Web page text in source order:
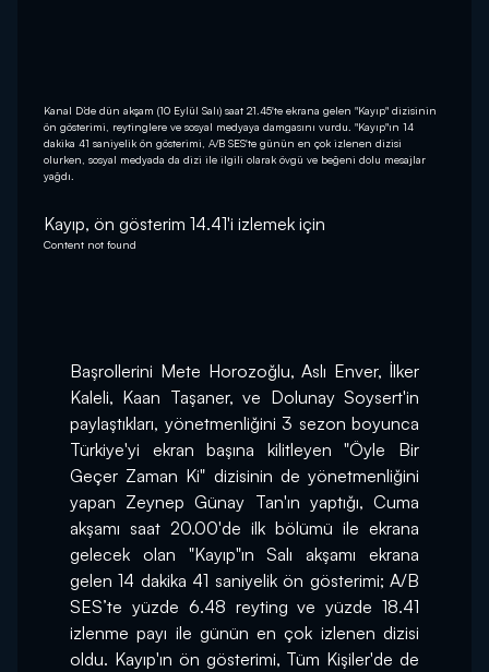
Kanal D’de dün akşam (10 Eylül Salı) saat 21.45'te ekrana gelen "Kayıp" dizisinin
ön gösterimi, reytinglere ve sosyal medyaya damgasını vurdu. "Kayıp"ın 14
dakika 41 saniyelik ön gösterimi, A/B SES'te günün en çok izlenen dizisi
olurken, sosyal medyada da dizi ile ilgili olarak övgü ve beğeni dolu mesajlar
yağdı.
Kayıp, ön gösterim 14.41'i izlemek için
Content not found
Başrollerini Mete Horozoğlu, Aslı Enver, İlker
Kaleli, Kaan Taşaner, ve Dolunay Soysert'in
paylaştıkları, yönetmenliğini 3 sezon boyunca
Türkiye'yi ekran başına kilitleyen "Öyle Bir
Geçer Zaman Ki" dizisinin de yönetmenliğini
yapan Zeynep Günay Tan'ın yaptığı, Cuma
akşamı saat 20.00'de ilk bölümü ile ekrana
gelecek olan "Kayıp"ın Salı akşamı ekrana
gelen 14 dakika 41 saniyelik ön gösterimi; A/B
SES’te yüzde 6.48 reyting ve yüzde 18.41
izlenme payı ile günün en çok izlenen dizisi
oldu. Kayıp'ın ön gösterimi, Tüm Kişiler'de de